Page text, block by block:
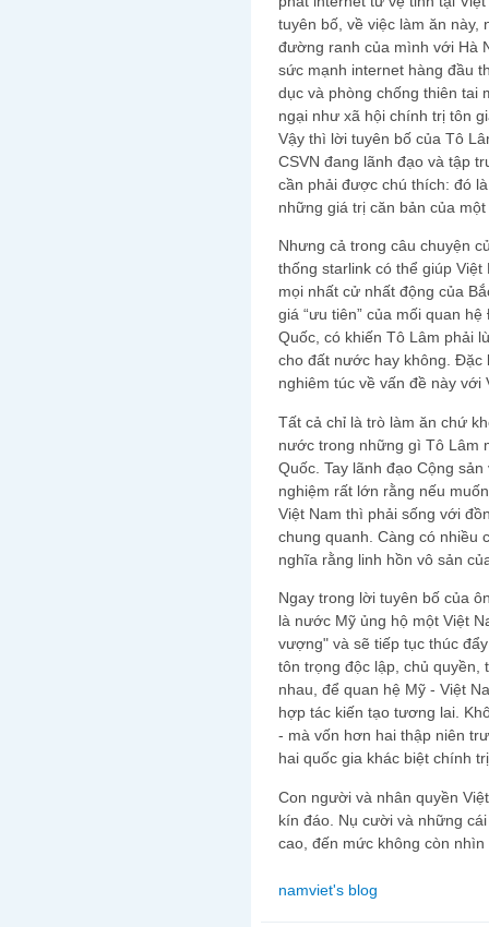
tuyên bố, về việc làm ăn này,
đường ranh của mình với Hà
sức mạnh internet hàng đầu
dục và phòng chống thiên tai
ngại như xã hội chính trị tôn
Vậy thì lời tuyên bố của Tô
CSVN đang lãnh đạo và tập
cần phải được chú thích: đó
những giá trị căn bản của
Nhưng cả trong câu chuyện
thống starlink có thể giúp
mọi nhất cử nhất động của
giá “ưu tiên” của mối quan
Quốc, có khiến Tô Lâm phải
cho đất nước hay không. Đặc
nghiêm túc về vấn đề này với
Tất cả chỉ là trò làm ăn chứ
nước trong những gì Tô Lâm
Quốc. Tay lãnh đạo Cộng
nghiệm rất lớn rằng nếu
Việt Nam thì phải sống với
chung quanh. Càng có nhiều
nghĩa rằng linh hồn vô sản
Ngay trong lời tuyên bố của
là nước Mỹ ủng hộ một Việt
vượng" và sẽ tiếp tục thúc
tôn trọng độc lập, chủ quyền,
nhau, để quan hệ Mỹ - Việt
hợp tác kiến tạo tương lai.
- mà vốn hơn hai thập niên
hai quốc gia khác biệt chính
Con người và nhân quyền
kín đáo. Nụ cười và những
cao, đến mức không còn
namviet's blog